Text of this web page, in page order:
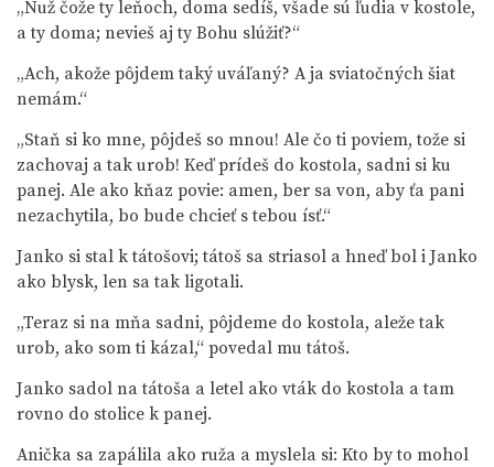
„Nuž čože ty leňoch, doma sedíš, všade sú ľudia v kostole,
a ty doma; nevieš aj ty Bohu slúžiť?“
„Ach, akože pôjdem taký uváľaný? A ja sviatočných šiat
nemám.“
„Staň si ko mne, pôjdeš so mnou! Ale čo ti poviem, tože si
zachovaj a tak urob! Keď prídeš do kostola, sadni si ku
panej. Ale ako kňaz povie: amen, ber sa von, aby ťa pani
nezachytila, bo bude chcieť s tebou ísť.“
Janko si stal k tátošovi; tátoš sa striasol a hneď bol i Janko
ako blysk, len sa tak ligotali.
„Teraz si na mňa sadni, pôjdeme do kostola, aleže tak
urob, ako som ti kázal,“ povedal mu tátoš.
Janko sadol na tátoša a letel ako vták do kostola a tam
rovno do stolice k panej.
Anička sa zapálila ako ruža a myslela si: Kto by to mohol